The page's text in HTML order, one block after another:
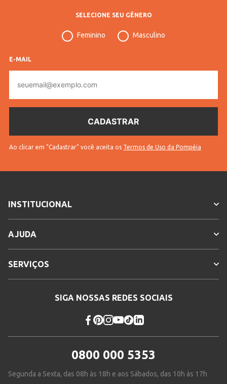
Feminino
Confecção Convencional
Idade
SELECIONE SEU GÊNERO
Feminino Masculino
E-MAIL
mail
Ao clicar em "Cadastrar" você aceita os Termos de Uso da Pompéia
INSTITUCIONAL
AJUDA
SERVIÇOS
SIGA NOSSAS REDES SOCIAIS
0800 000 5353
Segunda a Sexta, das 08h às 18h e aos Sábados, das 10h às 17h